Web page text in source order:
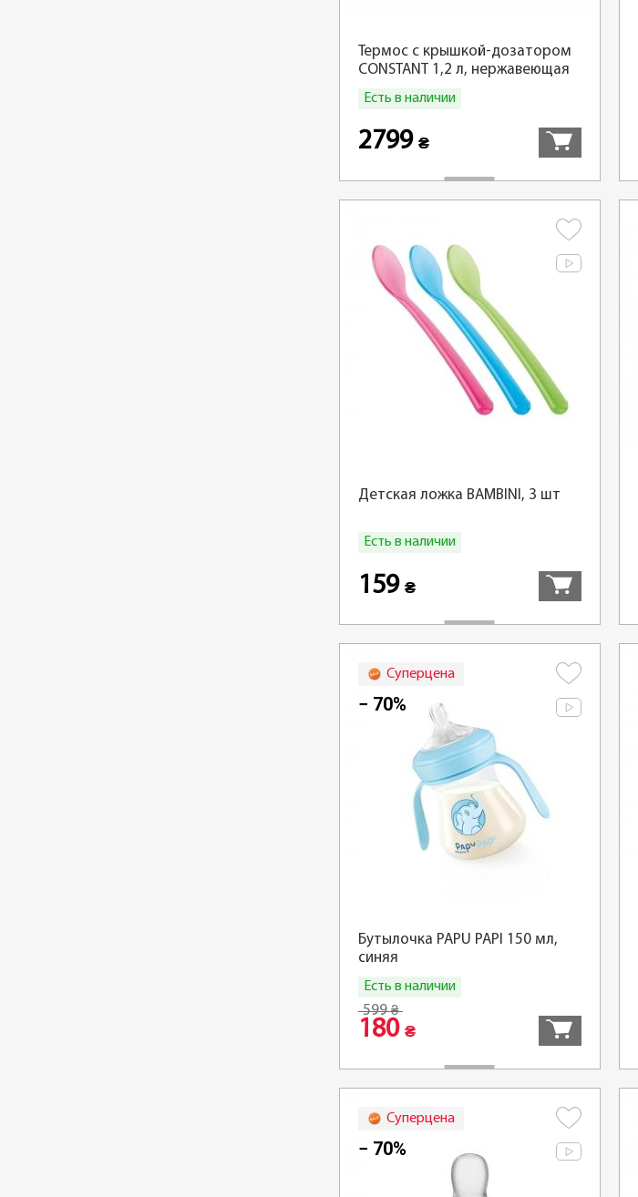
Термос с крышкой-дозатором
CONSTANT 1,2 л, нержавеющая
Есть в наличии
2799 ₴
Детская ложка BAMBINI, 3 шт
Есть в наличии
159 ₴
Суперцена
− 70%
Бутылочка PAPU PAPI 150 мл,
синяя
Есть в наличии
599₴
180 ₴
Суперцена
− 70%